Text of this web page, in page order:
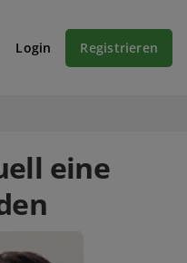
Login Registrieren
eine